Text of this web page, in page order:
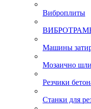
Виброплиты
Машины
Мозаично
Резчики
Станки для